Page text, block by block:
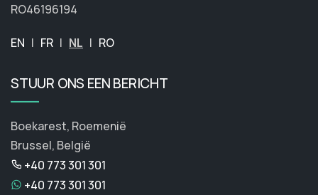
RO46196194
EN | FR | NL | RO
STUUR ONS EEN BERICHT
Boekarest, Roemenië
Brussel, België
+40 773 301 301
+40 773 301 301